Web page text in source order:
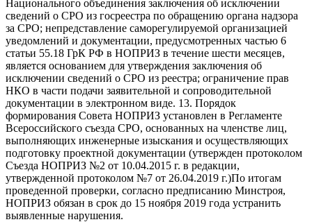
Национального объединения заключения об исключении
сведений о СРО из госреестра по обращению органа надзора
за СРО; непредставление саморегулируемой организацией
уведомлений и документации, предусмотренных частью 6
статьи 55.18 ГрК РФ в НОПРИЗ в течение шести месяцев,
является основанием для утверждения заключения об
исключении сведений о СРО из реестра; ограничение прав
НКО в части подачи заявительной и сопроводительной
документации в электронном виде. 13. Порядок
формирования Совета НОПРИЗ установлен в Регламенте
Всероссийского съезда СРО, основанных на членстве лиц,
выполняющих инженерные изыскания и осуществляющих
подготовку проектной документации (утвержден протоколом
Съезда НОПРИЗ №2 от 10.04.2015 г. в редакции,
утвержденной протоколом №7 от 26.04.2019 г.)По итогам
проведенной проверки, согласно предписанию Минстроя,
НОПРИЗ обязан в срок до 15 ноября 2019 года устранить
выявленные нарушения.